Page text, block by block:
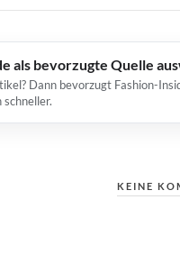
als bevorzugte Quelle
Dann bevorzugt Fashion-
KEINE